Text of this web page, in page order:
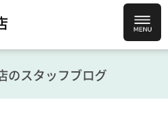
のスタッフブログ